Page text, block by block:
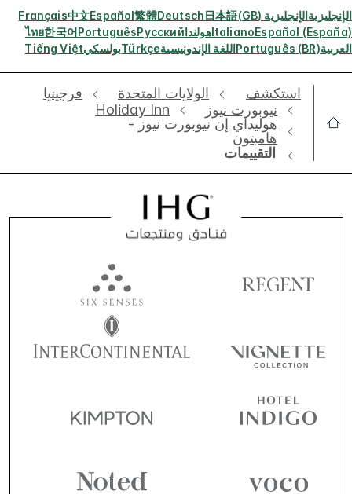
الإنجليزيةالإنجليزية (GB) 日本語
Deutsch
繁體
Español
中文
Français
Español (España)
ItalianoهولنداРусский
Português
한국어
ไทย
العربيةPortuguês (BR)اللغة الإندونيسيةTürkçeبولسكيTiếng Việt
استكشف الولايات المتحدة
فرجينيا
نيوبورت نيوز
Holiday Inn
هوليداي إن نيوبورت نيوز -
هامبتون
التقييمات